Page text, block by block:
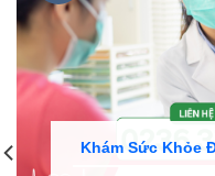
Khám Sức Khỏe